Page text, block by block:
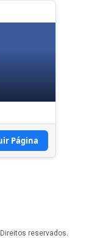
Página
reservados.